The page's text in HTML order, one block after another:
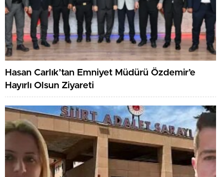
Hasan Carlık’tan Emniyet Müdürü Özdemir’e
Hayırlı Olsun Ziyareti